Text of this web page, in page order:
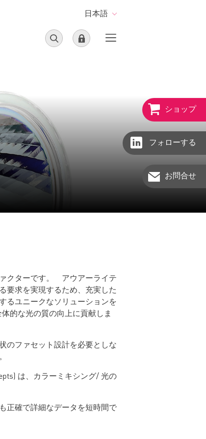
日本語
ショップ
フォローする
お問合せ
クターです。 アウアーライテ
要求を実現するため、充実した
るユニークなソリューションを
的な光の質の向上に貢献しま
のファセット設計を必要としな
は、カラーミキシング/ 光の
正確で詳細なデータを短時間で